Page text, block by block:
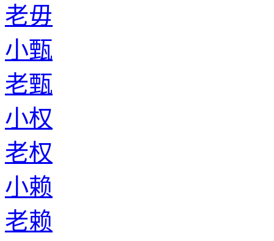
老毋
小甄
老甄
小权
老权
小赖
老赖